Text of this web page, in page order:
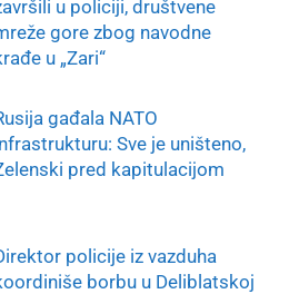
u policiji, društvene
gore zbog navodne
u „Zari“
gađala NATO
Sve je uništeno,
pred kapitulacijom
policije iz vazduha
borbu u Deliblatskoj